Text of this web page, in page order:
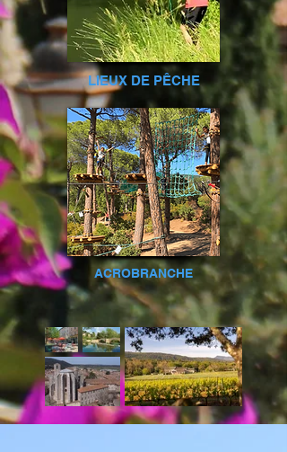
LIEUX DE PÊCHE
ACROBRANCHE